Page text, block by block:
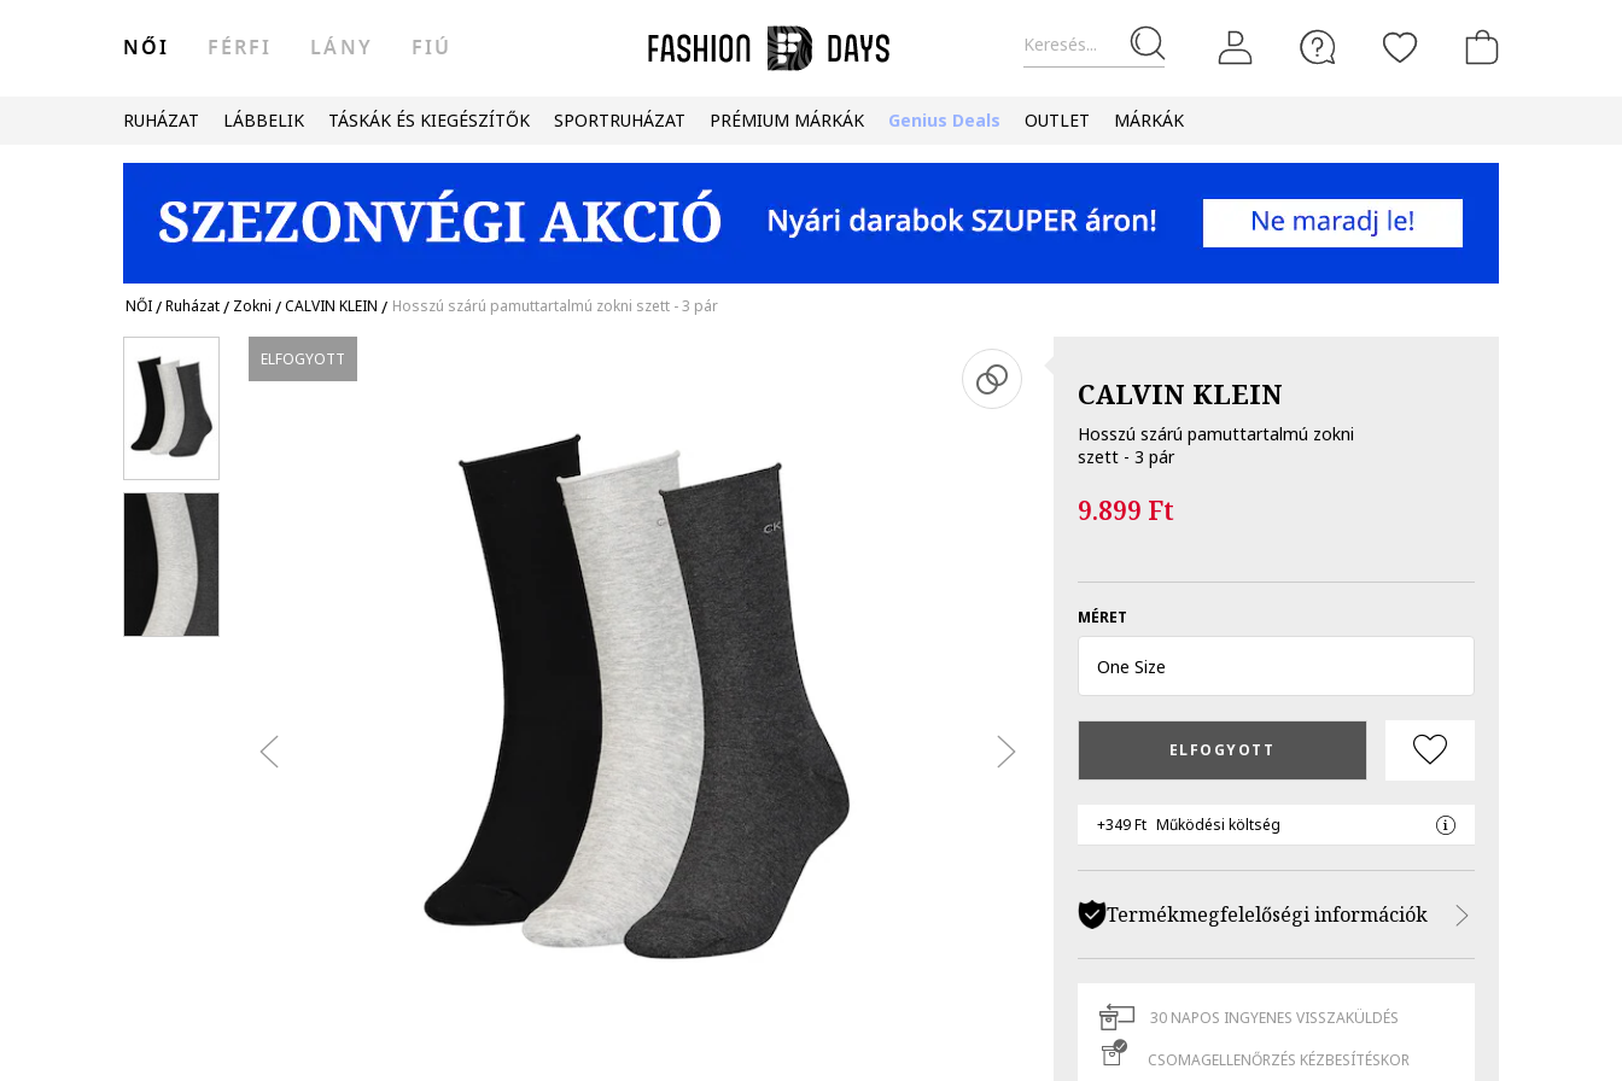
Keresés...
NŐI FÉRFI LÁNY FIÚ
RUHÁZAT LÁBBELIK TÁSKÁK ÉS KIEGÉSZÍTŐK SPORTRUHÁZAT PRÉMIUM MÁRKÁK Genius Deals OUTLET MÁRKÁK
NŐI/Ruházat/ Zokni /CALVIN KLEIN / Hosszú szárú pamuttartalmú zokni szett - 3 pár
ELFOGYOTT
CALVIN KLEIN
Hosszú szárú pamuttartalmú zokni
szett - 3 pár
9.899 Ft
MÉRET
One Size
ELFOGYOTT
+349 Ft Működési költség
Termékmegfelelőségi információk
30 NAPOS INGYENES VISSZAKÜLDÉS
CSOMAGELLENŐRZÉS KÉZBESÍTÉSKOR